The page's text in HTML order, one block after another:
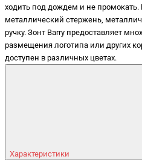
ходить под дождем и не промокать.
металлический стержень,
ручку. Зонт Barry предоставляет
размещения логотипа или других
доступен в различных цветах.
Характеристики